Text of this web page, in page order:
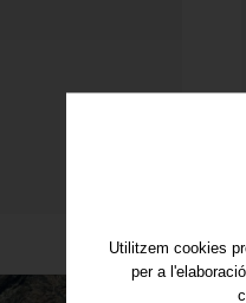
Utilitzem cookies
per a